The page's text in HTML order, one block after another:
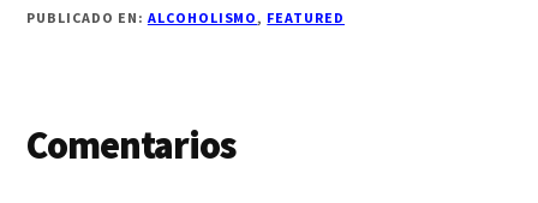
PUBLICADO EN: ALCOHOLISMO, FEATURED
Interacciones
Comentarios